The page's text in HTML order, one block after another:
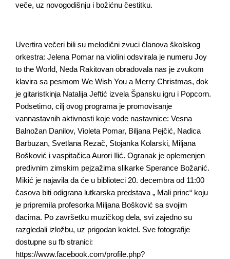
veče, uz novogodišnju i božićnu čestitku.
Uvertira večeri bili su melodični zvuci članova školskog
orkestra: Jelena Pomar na violini odsvirala je numeru Joy
to the World, Neda Rakitovan obradovala nas je zvukom
klavira sa pesmom We Wish You a Merry Christmas, dok
je gitaristkinja Natalija Jeftić izvela Špansku igru i Popcorn.
Podsetimo, cilj ovog programa je promovisanje
vannastavnih aktivnosti koje vode nastavnice: Vesna
Balnožan Danilov, Violeta Pomar, Biljana Pejčić, Nadica
Barbuzan, Svetlana Rezač, Stojanka Kolarski, Miljana
Bošković i vaspitačica Aurori Ilić. Ogranak je oplemenjen
predivnim zimskim pejzažima slikarke Sperance Božanić.
Mikić je najavila da će u biblioteci 20. decembra od 11:00
časova biti odigrana lutkarska predstava „ Mali princ“ koju
je pripremila profesorka Miljana Bošković sa svojim
đacima. Po završetku muzičkog dela, svi zajedno su
razgledali izložbu, uz prigodan koktel. Sve fotografije
dostupne su fb stranici:
https://www.facebook.com/profile.php?